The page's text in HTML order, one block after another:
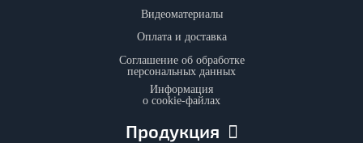
Видеоматериалы
Оплата и доставка
Соглашение об обработке
персональных данных
Информация
о cookie-файлах
Продукция